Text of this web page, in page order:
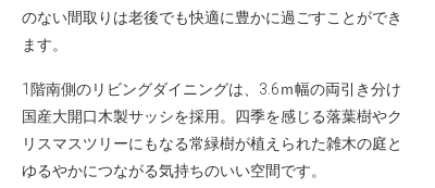
のない間取りは老後でも快適に豊かに過ごすことができ
ます。
1階南側のリビングダイニングは、3.6ｍ幅の両引き分け
国産大開口木製サッシを採用。四季を感じる落葉樹やク
リスマスツリーにもなる常緑樹が植えられた雑木の庭と
ゆるやかにつながる気持ちのいい空間です。